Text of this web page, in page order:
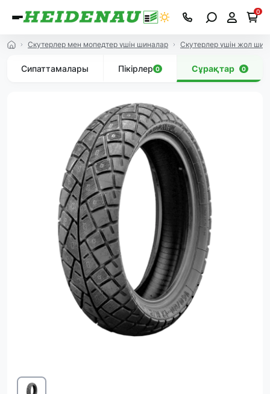
0
Скутерлер мен мопедтер үшін шиналар Скутерлер үшін жол
Сипаттамалары Пікірлер 0 Сұрақтар 0